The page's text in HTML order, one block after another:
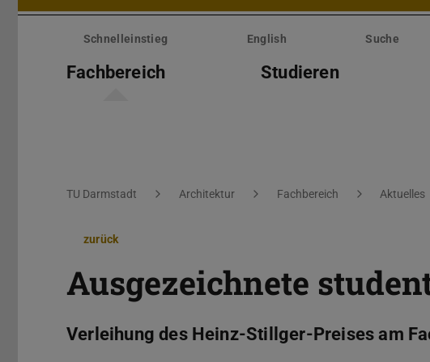
Menü
überspringenSchnelleinstieg English Suche
Fachbereich Studieren
Sie befinden sich hier:
TU Darmstadt Architektur Fachbereich Aktuelles
zurück
Ausgezeichnete
Verleihung des Heinz-Stillger-Preises am